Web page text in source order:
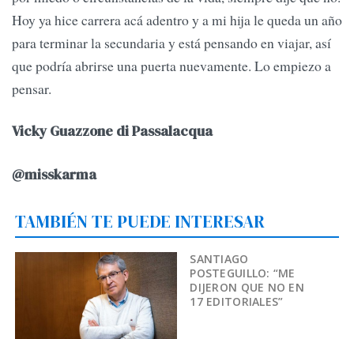
Hoy ya hice carrera acá adentro y a mi hija le queda un año
para terminar la secundaria y está pensando en viajar, así
que podría abrirse una puerta nuevamente. Lo empiezo a
pensar.
Vicky Guazzone di Passalacqua
@misskarma
TAMBIÉN TE PUEDE INTERESAR
SANTIAGO
POSTEGUILLO: “ME
DIJERON QUE NO EN
17 EDITORIALES”